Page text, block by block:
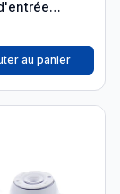
9412-
au panier